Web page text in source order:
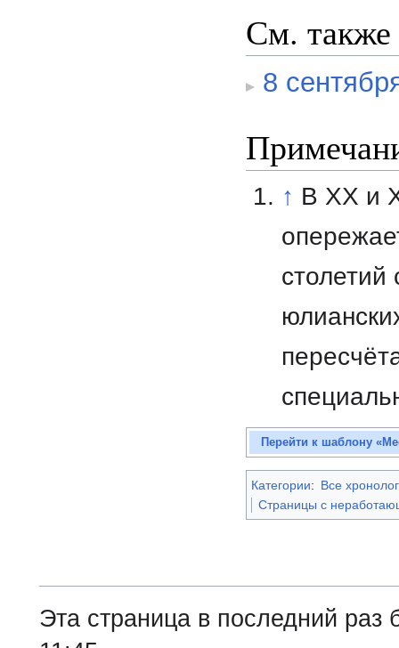
См. также
8
↑ В XX и
столетий
Перейти к шаблону
Категории: Все
Страницы с
Эта страница в последний раз